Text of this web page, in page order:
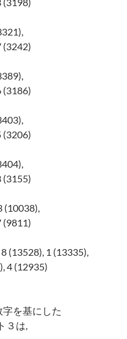
(3242)
(3186)
(3206)
(3155)
(10038),
(9811)
(13528), 1 (13335),
4 (12935)
を基にした
３は,